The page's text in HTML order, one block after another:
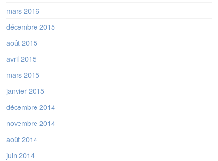
mars 2016
décembre 2015
août 2015
avril 2015
mars 2015
janvier 2015
décembre 2014
novembre 2014
août 2014
juin 2014